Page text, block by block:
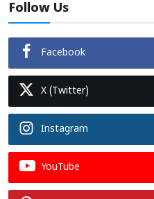
Follow Us
Facebook
X (Twitter)
Instagram
YouTube